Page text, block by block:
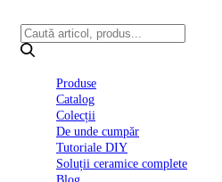
Produse
Catalog
Colecții
De unde cumpăr
Tutoriale DIY
Soluții ceramice complete
confidentialitate
octombrie
2023
Ceramice
Complete
Declarația
conformitate